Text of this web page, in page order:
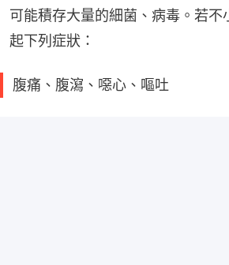
可能積存大量的細菌、病毒。若不
起下列症狀：
腹痛、腹瀉、噁心、嘔吐